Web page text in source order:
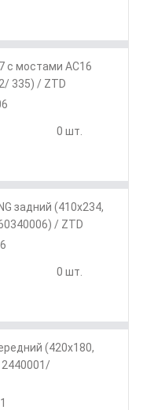
с мостами AC16
335) / ZTD
0 шт.
задний (410x234,
/ ZTD
0 шт.
(420x180,